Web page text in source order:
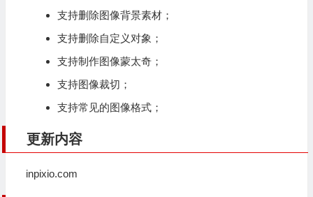
支持删除图像背景素材；
支持删除自定义对象；
支持制作图像蒙太奇；
支持图像裁切；
支持常见的图像格式；
更新内容
inpixio.com